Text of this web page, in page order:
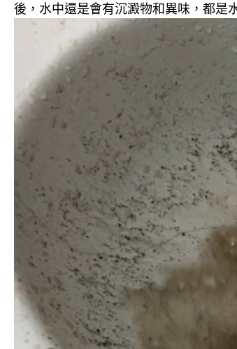
後，水中還是會有沉澱物和異味，都是